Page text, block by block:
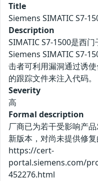
Title
Siemens SIMATIC S7-
Description
SIMATIC S7-1500是西门
Siemens SIMATIC S7-
击者可利用漏洞通过诱
的跟踪文件来注入代码。
Severity
高
Formal description
厂商已为若干受影响产
新版本，对尚未提供修
https://cert-
portal.siemens.com/
452276.html